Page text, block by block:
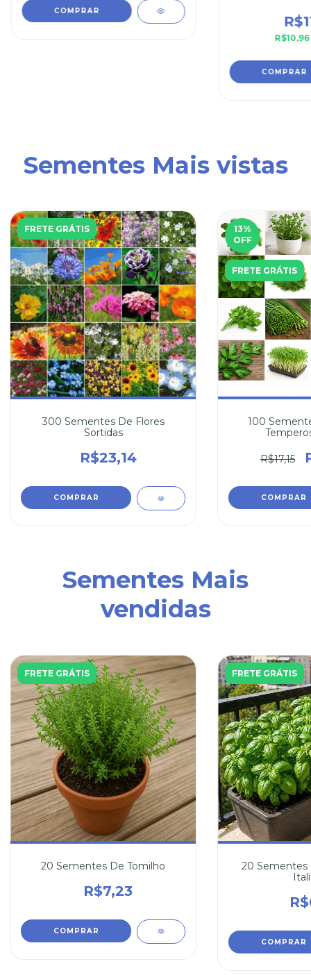
R$10,96
Sementes Mais vistas
FRETE GRÁTIS
300 Sementes De Flores
Sortidas
R$23,14
13%
OFF
FRETE GRÁTIS
100
R$17,15
Sementes Mais
vendidas
FRETE GRÁTIS
20 Sementes De Tomilho
R$7,23
FRETE GRÁTIS
20 Sementes